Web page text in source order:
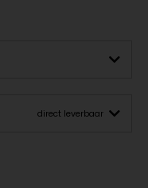
direct leverbaar